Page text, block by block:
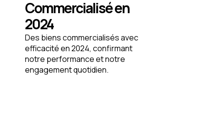
Commercialisé en
2024
Des biens commercialisés avec
efficacité en 2024, confirmant
notre performance et notre
engagement quotidien.